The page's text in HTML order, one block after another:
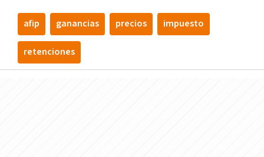
afip ganancias precios impuesto
retenciones